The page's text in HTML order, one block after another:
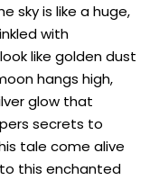
sky is like a huge,
with
like golden dust
hangs high,
glow that
secrets to
tale come alive
this enchanted